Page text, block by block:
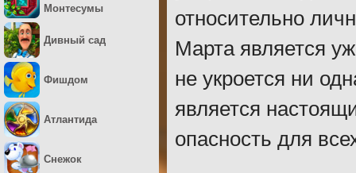
относительно
Марта является
не укроется ни
является
опасность для
Монтесумы
Дивный сад
Фишдом
Атлантида
Снежок